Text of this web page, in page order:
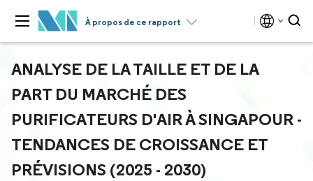
À propos de ce rapport
ANALYSE DE LA TAILLE ET DE LA
PART DU MARCHÉ DES
PURIFICATEURS D'AIR À SINGAPOUR -
TENDANCES DE CROISSANCE ET
PRÉVISIONS (2025 - 2030)